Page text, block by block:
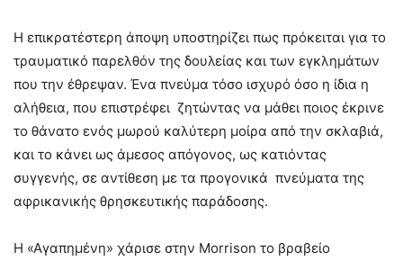
Η επικρατέστερη άποψη υποστηρίζει πως πρόκειται για το
τραυματικό παρελθόν της δουλείας και των εγκλημάτων
που την έθρεψαν. Ένα πνεύμα τόσο ισχυρό όσο η ίδια η
αλήθεια, που επιστρέφει ζητώντας να μάθει ποιος έκρινε
το θάνατο ενός μωρού καλύτερη μοίρα από την σκλαβιά,
και το κάνει ως άμεσος απόγονος, ως κατιόντας
συγγενής, σε αντίθεση με τα προγονικά πνεύματα της
αφρικανικής θρησκευτικής παράδοσης.
Η «Αγαπημένη» χάρισε στην Morrison το βραβείο